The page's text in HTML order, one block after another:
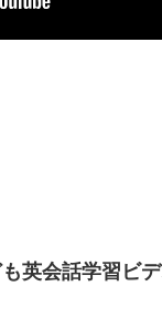
英会話学習ビ